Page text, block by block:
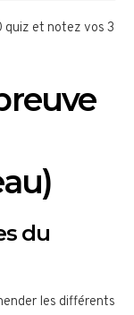
quiz et notez vos 3
du
les différents